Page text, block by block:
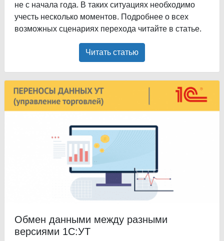
не с начала года. В таких ситуациях необходимо
учесть несколько моментов. Подробнее о всех
возможных сценариях перехода читайте в статье.
Читать статью
Обмен данными между разными
версиями 1С:УТ